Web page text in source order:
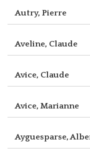
Autry, Pierre
Aveline, Claude
Avice, Claude
Avice, Marianne
Ayguesparse,